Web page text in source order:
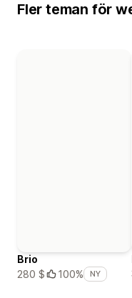
Fler teman för
Brio
280 $
100% NY